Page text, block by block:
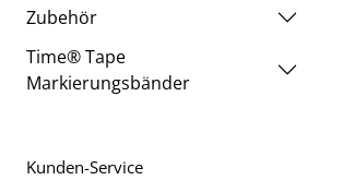
Zubehör
Time® Tape
Markierungsbänder
Kunden-Service